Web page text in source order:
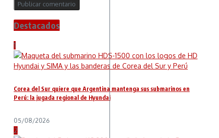
Destacados
1
Corea del Sur quiere que Argentina mantenga sus submarinos en
Perú: la jugada regional de Hyundai
05/08/2026
2